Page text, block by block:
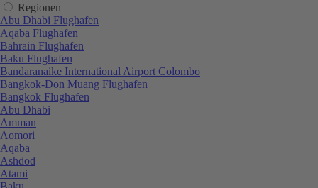
Regionen
Abu Dhabi Flughafen
Aqaba Flughafen
Bahrain Flughafen
Baku Flughafen
Bandaranaike International Airport Colombo
Bangkok-Don Muang Flughafen
Bangkok Flughafen
Abu Dhabi
Amman
Aomori
Aqaba
Ashdod
Atami